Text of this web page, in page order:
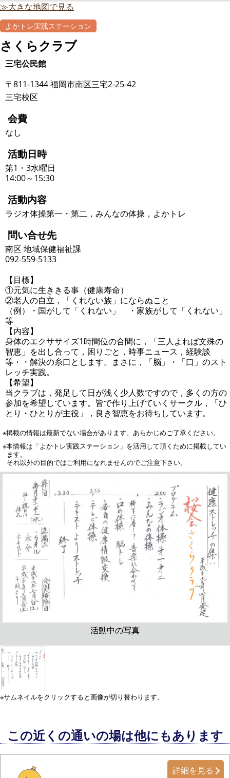
≫大きな地図で見る
よかトレ実践ステーション
さくらクラブ
三宅公民館
〒811-1344 福岡市南区三宅2-25-42
三宅校区
会費
なし
活動日時
第1・3水曜日
14:00～15:30
活動内容
ラジオ体操第一・第二，みんなの体操，よかトレ
問い合せ先
南区 地域保健福祉課
092-559-5133
【目標】
①元気に生ききる事（健康寿命）
②老人の自立，「くれない族」にならぬこと
（例）・国がして「くれない」 ・家族がして「くれない」
等
【内容】
身体のエクササイズ1時間位の合間に，「三人よれば文殊の
智恵」を出し合って，困りごと，時事ニュース，経験談
等・・解決の糸口とします。まさに，「脳」・「口」のスト
レッチ実践。
【希望】
当クラブは，発足して日が浅く少人数ですので，多くの方の
参加を希望しています。皆で作り上げていくサークル，「ひ
とり・ひとりが主役」，良き智恵をお待ちしています。
※掲載の情報は最新でない場合があります、あらかじめご了承ください。
※本情報は「よかトレ実践ステーション」を活用して頂くために掲載してい
ます。
それ以外の目的ではご利用になれませんのでご注意下さい。
活動中の写真
※サムネイルをクリックすると画像が切り替わります。
この近くの通いの場は他にもあります
詳細を見る